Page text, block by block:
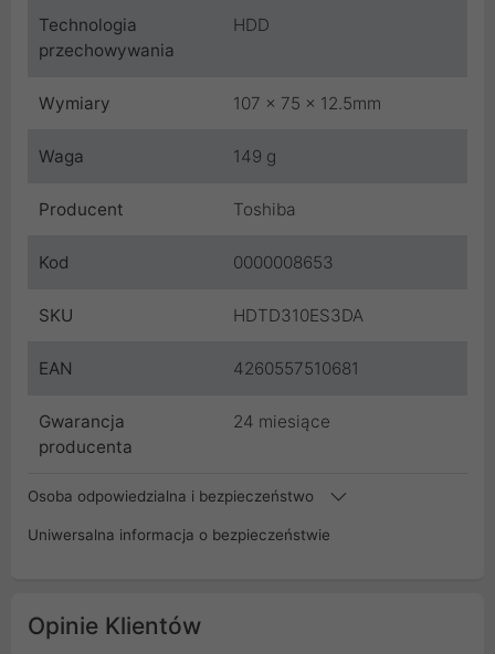
Technologia
przechowywania
HDD
Wymiary 107 x 75 x 12.5mm
Waga 149 g
Producent Toshiba
Kod 0000008653
SKU HDTD310ES3DA
EAN 4260557510681
Gwarancja
producenta
24 miesiące
Osoba odpowiedzialna i bezpieczeństwo
Uniwersalna informacja o bezpieczeństwie
Opinie Klientów